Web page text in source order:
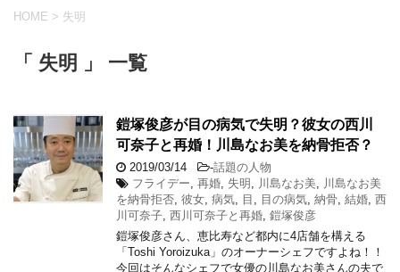
HOME > 失明
「 失明 」 一覧
鎧塚俊彦が目の病気で失明？彼女の西川
可奈子と再婚！川島なお美を納骨拒否？
2019/03/14 -話題の人物
フライデー 再婚 失明 川島なお美
川島なお美
を納骨拒否 彼女 病気 目 目の病気 納骨 結婚 西
川可奈子 西川可奈子と再婚 鎧塚俊彦
鎧塚俊彦さん、恵比寿など都内に4店舗を構える
「Toshi Yoroizuka」のオーナーシェフですよね！！
今回はそんなシェフで女優の川島なお美さんの夫で